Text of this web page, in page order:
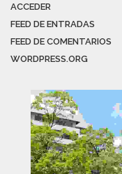
ACCEDER
FEED DE ENTRADAS
FEED DE COMENTARIOS
WORDPRESS.ORG